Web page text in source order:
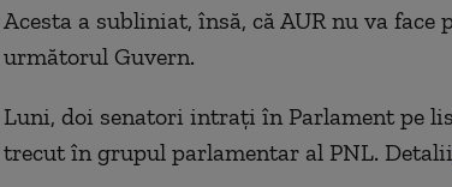
Acesta a subliniat, însă, că AUR nu va
următorul Guvern.
Luni, doi senatori intrați în Parlament pe
trecut în grupul parlamentar al PNL.